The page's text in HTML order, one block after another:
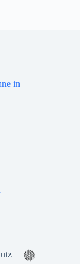
in
|